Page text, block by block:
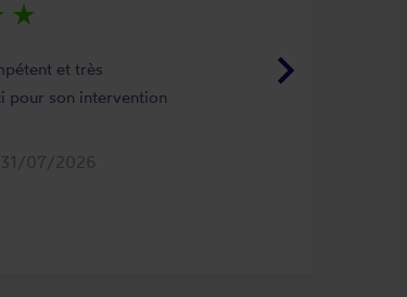
keyboard_arrow_right
star_rate
et très
pour son intervention
31/07/2026